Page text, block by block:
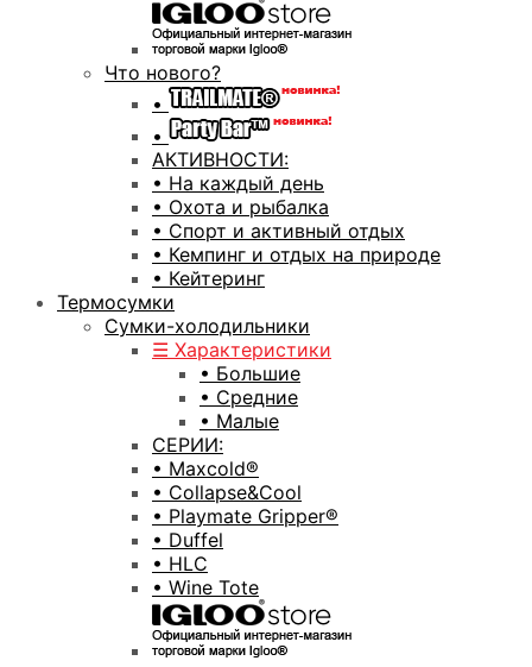
Что нового?
•
•
АКТИВНОСТИ:
• На каждый день
• Охота и рыбалка
• Спорт и активный отдых
• Кемпинг и отдых на природе
• Кейтеринг
Термосумки
Сумки-холодильники
☰ Характеристики
• Большие
• Средние
• Малые
СЕРИИ:
• Maxcold®
• Collapse&Cool
• Playmate Gripper®
• Duffel
• HLC
• Wine Tote